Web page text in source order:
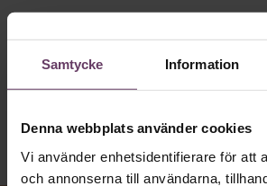
Samtycke Information
Denna webbplats använder cookies
Vi använder enhetsidentifierare för att
och annonserna till användarna,
Text:Fredrik Kullberg
Publicerad2026-08-07